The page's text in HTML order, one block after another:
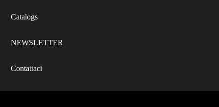
Catalogs
NEWSLETTER
Contattaci